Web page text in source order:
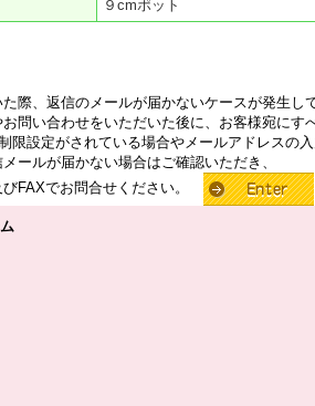
９cmポット
際、返信のメールが届かないケースが発生し
問い合わせをいただいた後に、お客様宛にす
限設定がされている場合やメールアドレスの
ールが届かない場合はご確認いただき、
FAXでお問合せください。